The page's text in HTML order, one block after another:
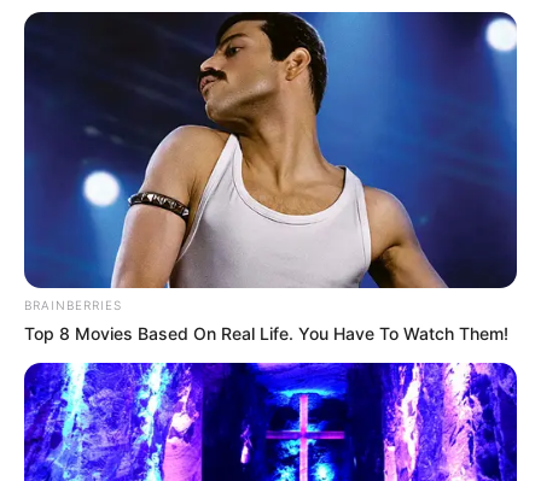
La tragedia ocurrió cerca de la **1:30 a.m.**,
cuando el techo de la antigua discoteca cedió
por fallas estructurales. Rubby fue rescatado
con graves heridas y trasladado al hospital,
pero no resistió. Su saxofonista, **Carlos
Mena**, también perdió la vida . Las redes se
inundaron de mensajes: *”Se fue el alma de
nuestras fiestas”*, escribió un fan.
Su familia emitió un comunicado: *”Rubby vivió
para la música y murió en el escenario, como
siempre quiso”*. Colleagues like **Juan Luis
Guerra** lo recordaron como *”el fuego que
encendió el merengue en el mundo”* .
Mientras, en Santo Domingo, cientos de fans
BRAINBERRIES
Top 8 Movies Based On Real Life. You Have To Watch Them!